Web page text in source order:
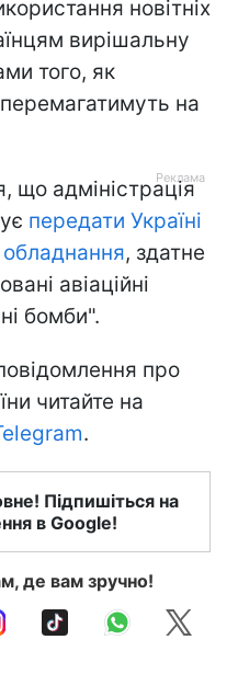
новітніх
вирішальну
того, як
на
що адміністрація
передати Україні
, здатне
авіаційні
бомби".
про
читайте на
.
Підпишіться на
в Google!
де вам зручно!